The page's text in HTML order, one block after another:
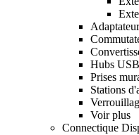
Hubs USB
Prises
Stations
Voir plus
Connectique